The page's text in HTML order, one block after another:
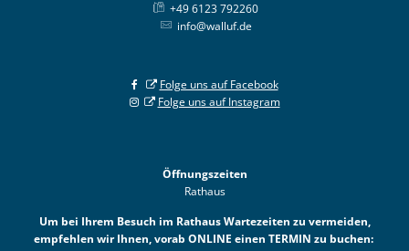
+49 6123 792260
info@walluf.de
Folge uns auf Facebook
Folge uns auf Instagram
Öffnungszeiten
Rathaus
Um bei Ihrem Besuch im Rathaus Wartezeiten zu vermeiden,
empfehlen wir Ihnen, vorab ONLINE einen TERMIN zu buchen: